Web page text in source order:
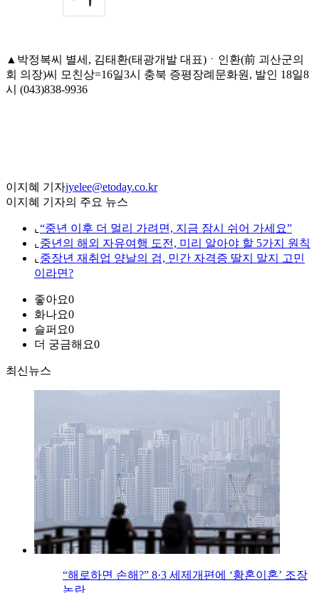
▲박정복씨 별세, 김태환(태광개발 대표)ㆍ인환(前 괴산군의
회 의장)씨 모친상=16일3시 충북 증평장례문화원, 발인 18일8
시 (043)838-9936
이지혜 기자jyelee@etoday.co.kr
이지혜 기자의 주요 뉴스
⌞ “중년 이후 더 멀리 가려면, 지금 잠시 쉬어 가세요”
⌞ 중년의 해외 자유여행 도전, 미리 알아야 할 5가지 원칙
⌞ 중장년 재취업 양날의 검, 민간 자격증 딸지 말지 고민
이라면?
좋아요0
화나요0
슬퍼요0
더 궁금해요0
최신뉴스
“해로하면 손해?” 8·3 세제개편에 ‘황혼이혼’ 조장
논란